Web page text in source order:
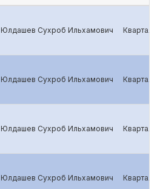
Юлдашев Сухроб Ильхамович
Юлдашев Сухроб Ильхамович
Юлдашев Сухроб Ильхамович
Юлдашев Сухроб Ильхамович